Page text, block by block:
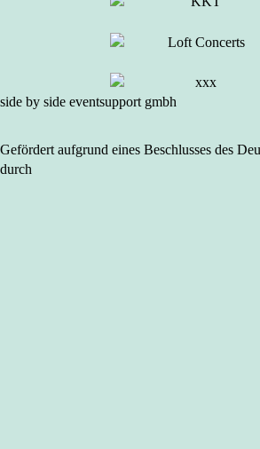
side by side eventsupport gmbh
Gefördert aufgrund eines Beschlusses des
durch